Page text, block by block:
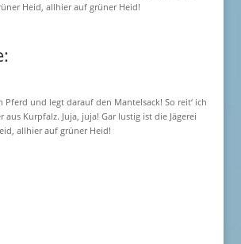
Heid, allhier auf grüner Heid!
und legt darauf den Mantelsack! So reit‘ ich
aus Kurpfalz. Juja, juja! Gar lustig ist die Jägerei
allhier auf grüner Heid!